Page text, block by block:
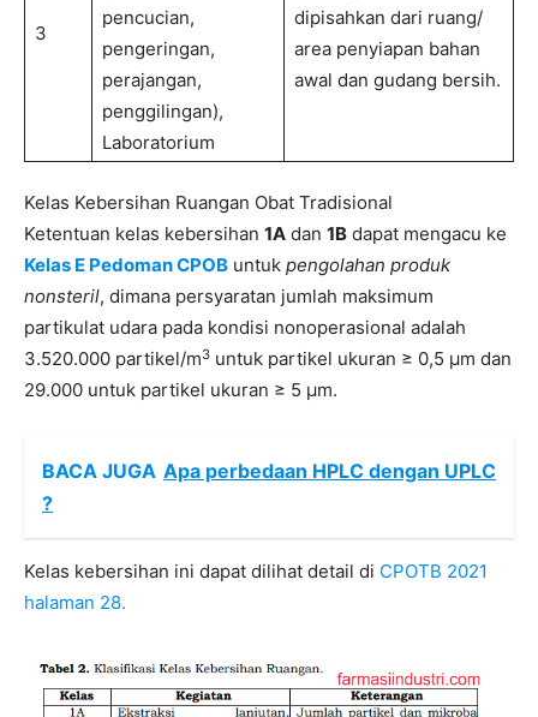
3
pencucian,
pengeringan,
perajangan,
penggilingan),
Laboratorium
dipisahkan dari ruang/
area penyiapan bahan
awal dan gudang bersih.
Kelas Kebersihan Ruangan Obat Tradisional
Ketentuan kelas kebersihan 1A dan 1B dapat mengacu ke
Kelas E Pedoman CPOB untuk pengolahan produk
nonsteril, dimana persyaratan jumlah maksimum
partikulat udara pada kondisi nonoperasional adalah
3.520.000 partikel/m3 untuk partikel ukuran ≥ 0,5 µm dan
29.000 untuk partikel ukuran ≥ 5 µm.
BACA JUGA Apa perbedaan HPLC dengan UPLC
?
Kelas kebersihan ini dapat dilihat detail di CPOTB 2021
halaman 28.